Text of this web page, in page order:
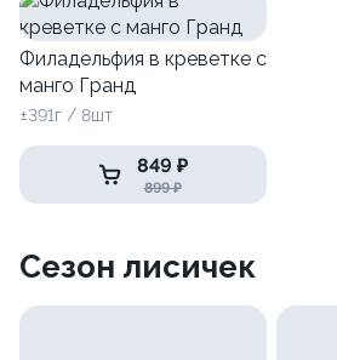
Филадельфия в креветке с
манго Гранд
±391г / 8шт
849 ₽
899 ₽
Сезон лисичек